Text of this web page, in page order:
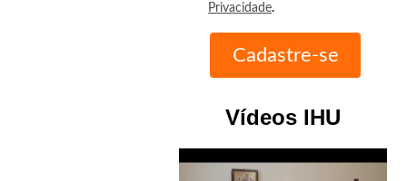
Privacidade.
Vídeos IHU